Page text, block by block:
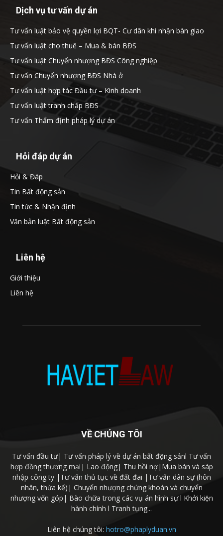
Dịch vụ tư vấn dự án
Tư vấn luật bảo vệ quyền lợi BQT- Cư dân khi nhận bàn giao
Tư vấn luật cho thuê – Mua & bán BĐS
Tư vấn luật Chuyển nhượng BĐS Công nghiệp
Tư vấn Chuyển nhượng BĐS Nhà ở
Tư vấn luật hợp tác Đầu tư – Kinh doanh
Tư vấn luật tranh chấp BĐS
Tư vấn Thẩm định pháp lý dự án
Hỏi đáp dự án
Hỏi & Đáp
Tin Bất động sản
Tin tức & Nhận định
Văn bản luật Bất động sản
Liên hệ
Giới thiệu
Liên hệ
VỀ CHÚNG TÔI
Tư vấn đầu tư| Tư vấn pháp lý về dự án bất động sảnl Tư vấn
hợp đồng thương mại| Lao động| Thu hồi nợ|Mua bán và sáp
nhập công ty |Tư vấn thủ tục về đất đai |Tư vấn dân sự (hôn
nhân, thừa kế)| Chuyển nhượng chứng khoán và chuyển
nhượng vốn góp| Bào chữa trong các vụ án hình sự l Khởi kiện
hành chính l Tranh tụng...
Liên hệ chúng tôi: hotro@phaplyduan.vn